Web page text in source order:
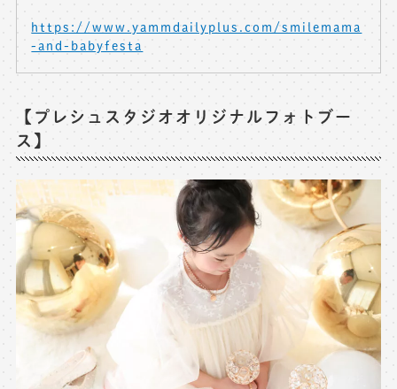
https://www.yammdailyplus.com/smilemama
-and-babyfesta
【プレシュスタジオオリジナルフォトブー
ス】